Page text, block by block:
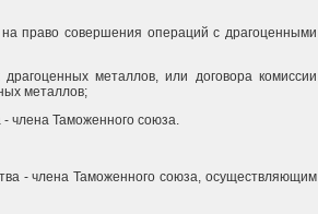
право совершения операций с драгоценными
металлов, или договора комиссии
металлов;
члена Таможенного союза.
- члена Таможенного союза, осуществляющим